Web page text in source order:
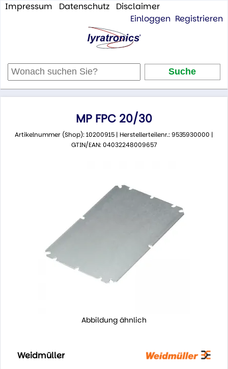
Impressum Datenschutz
Disclaimer
Einloggen Registrieren
MP FPC 20/30
Artikelnummer (Shop): 10200915 | Herstellerteilenr.: 9535930000 |
GTIN/EAN: 04032248009657
Abbildung ähnlich
Weidmüller